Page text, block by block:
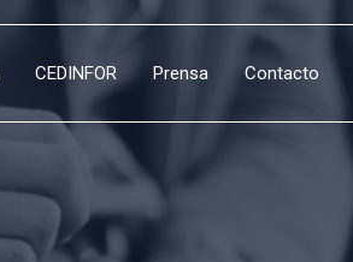
CEDINFOR Prensa Contacto